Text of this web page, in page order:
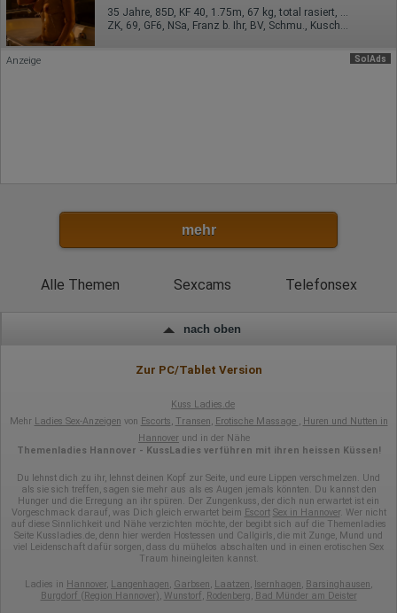
SolAds
Anzeige
mehr
Alle Themen Sexcams Telefonsex
nach oben
Zur PC/Tablet Version
Kuss Ladies.de
Mehr Ladies Sex-Anzeigen von Escorts, Transen, Erotische Massage , Huren und Nutten in
Hannover und in der Nähe
Themenladies Hannover - KussLadies verführen mit ihren heissen Küssen!
Du lehnst dich zu ihr, lehnst deinen Kopf zur Seite, und eure Lippen verschmelzen. Und
als sie sich treffen, sagen sie mehr aus als es Augen jemals könnten. Du kannst den
Hunger und die Erregung an ihr spüren. Der Zungenkuss, der dich nun erwartet ist ein
Vorgeschmack darauf, was Dich gleich erwartet beim Escort Sex in Hannover. Wer nicht
auf diese Sinnlichkeit und Nähe verzichten möchte, der begibt sich auf die Themenladies
Seite Kussladies.de, denn hier werden Hostessen und Callgirls, die mit Zunge, Mund und
viel Leidenschaft dafür sorgen, dass du mühelos abschalten und in einen erotischen Sex
Traum hineingleiten kannst.
Ladies in Hannover, Langenhagen Garbsen Laatzen Isernhagen Barsinghausen
Burgdorf (Region Hannover) Wunstorf Rodenberg Bad Münder am Deister